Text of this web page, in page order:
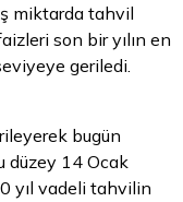
miktarda tahvil
son bir yılın en
geriledi.
bugün
düzey 14 Ocak
yıl vadeli tahvilin